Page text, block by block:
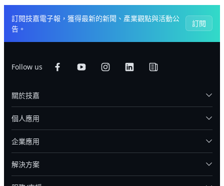
訂閱技嘉電子報，獲得最新的新聞、產業觀點與活動公
告。
訂閱
Follow us
關於技嘉
個人應用
企業應用
解決方案